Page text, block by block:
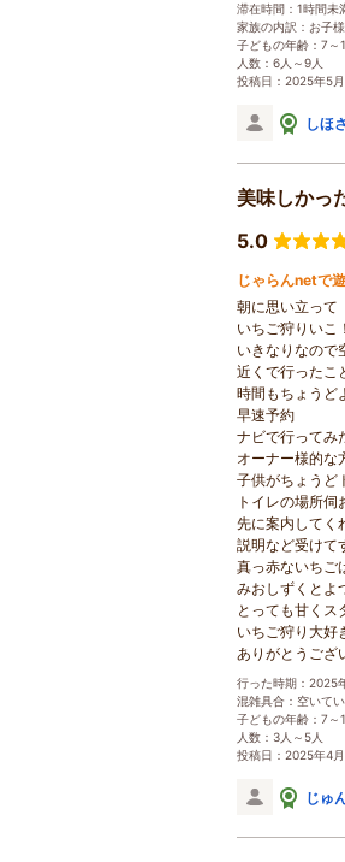
滞在時間：1時間未
家族の内訳：お子
子どもの年齢：7～
人数：6人～9人
投稿日：2025年5
しほ
美味しかっ
5.0
じゃらんnetで
朝に思い立って
いちご狩りいこ
いきなりなので
近くで行ったこ
時間もちょうど
早速予約
ナビで行ってみ
オーナー様的な
子供がちょうど
トイレの場所伺
先に案内してく
説明など受けて
真っ赤ないちご
みおしずくとよ
とっても甘くス
いちご狩り大好
ありがとうござ
行った時期：2025
混雑具合：空いて
子どもの年齢：7～
人数：3人～5人
投稿日：2025年4
じゅ